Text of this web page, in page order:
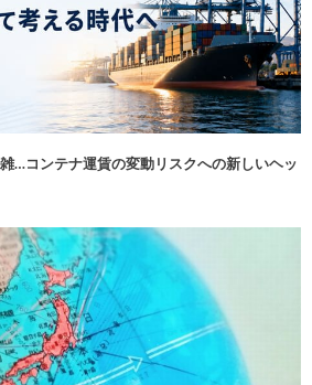
…コンテナ運賃の変動リスクへの新しいヘッ